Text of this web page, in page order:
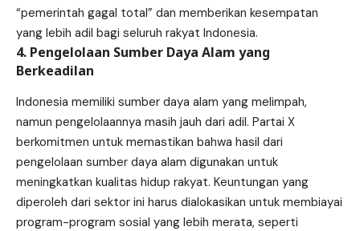
“pemerintah gagal total” dan memberikan kesempatan
yang lebih adil bagi seluruh rakyat Indonesia.
4. Pengelolaan Sumber Daya Alam yang
Berkeadilan
Indonesia memiliki sumber daya alam yang melimpah,
namun pengelolaannya masih jauh dari adil. Partai X
berkomitmen untuk memastikan bahwa hasil dari
pengelolaan sumber daya alam digunakan untuk
meningkatkan kualitas hidup rakyat. Keuntungan yang
diperoleh dari sektor ini harus dialokasikan untuk membiayai
program-program sosial yang lebih merata, seperti